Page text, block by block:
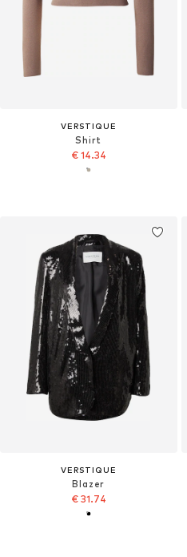
VERSTIQUE
Shirt
€ 14.34
VERSTIQUE
Blazer
€ 31.74